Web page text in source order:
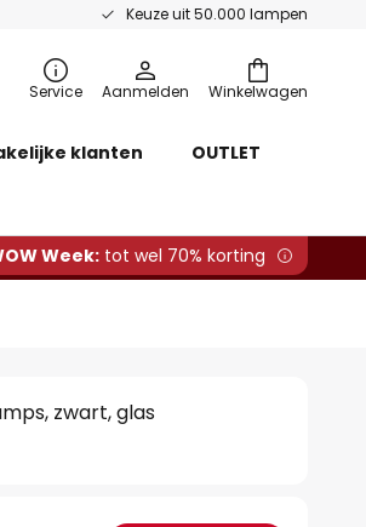
Keuze uit 50.000 lampen
Winkelwagen
Service Aanmelden
klanten OUTLET
Week: tot wel 70% korting
zwart, glas